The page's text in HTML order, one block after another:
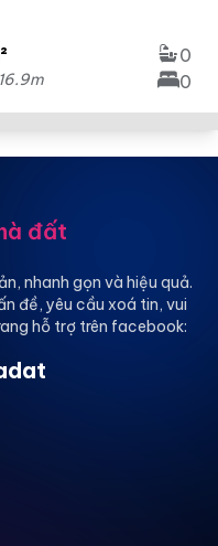
0
0
đất
nhanh gọn và hiệu quả.
đề, yêu cầu xoá tin, vui
hỗ trợ trên facebook: